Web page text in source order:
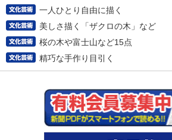
一人ひとり自由に描く
美しさ描く「ザクロの木」など
桜の木や富士山など15点
精巧な手作り目引く